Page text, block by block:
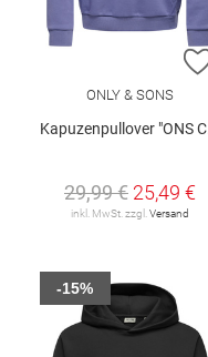
ONLY & SONS
Kapuzenpullover "ONS Ceres"
29,99 € 25,49 €
inkl. MwSt. zzgl.Versand
-15%